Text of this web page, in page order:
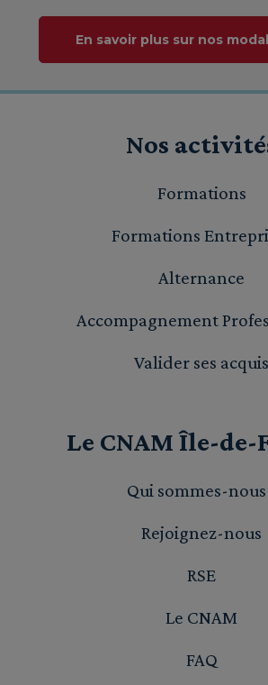
En savoir plus sur nos
Nos
Formations
Formations
Alternance
Accompagnement
Valider ses acquis
Le CNAM Île-de-
Qui sommes-nous
Rejoignez-nous
RSE
Le CNAM
FAQ